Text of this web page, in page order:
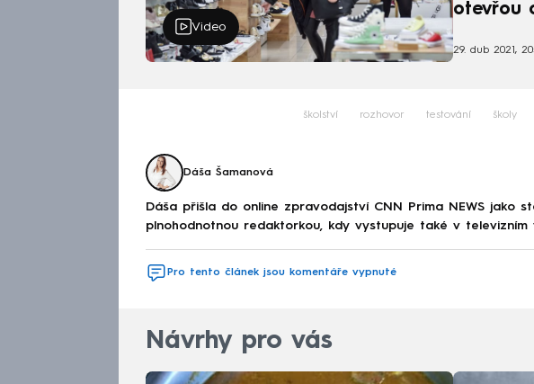
Video
otevřou
29. dub 2021,
školství rozhovor testování školy
Dáša Šamanová
Dáša přišla do online zpravodajství CNN Prima NEWS jako
plnohodnotnou redaktorkou, kdy vystupuje také v televizním
Pro tento článek jsou komentáře vypnuté
Návrhy pro vás